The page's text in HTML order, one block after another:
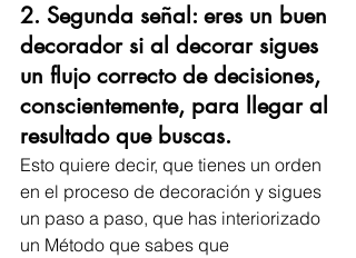
2. Segunda señal: eres un buen
decorador si al decorar sigues
un flujo correcto de decisiones,
conscientemente, para llegar al
resultado que buscas.
Esto quiere decir, que tienes un orden
en el proceso de decoración y sigues
un paso a paso, que has interiorizado
un Método que sabes que